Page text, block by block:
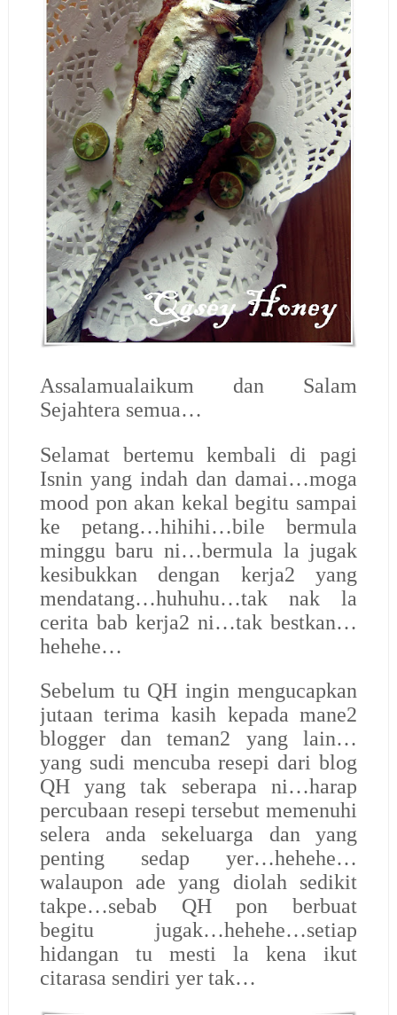
Assalamualaikum dan Salam
Sejahtera semua…
Selamat bertemu kembali di pagi
Isnin yang indah dan damai…moga
mood pon akan kekal begitu sampai
ke petang…hihihi…bile bermula
minggu baru ni…bermula la jugak
kesibukkan dengan kerja2 yang
mendatang…huhuhu…tak nak la
cerita bab kerja2 ni…tak bestkan…
hehehe…
Sebelum tu QH ingin mengucapkan
jutaan terima kasih kepada mane2
blogger dan teman2 yang lain…
yang sudi mencuba resepi dari blog
QH yang tak seberapa ni…harap
percubaan resepi tersebut memenuhi
selera anda sekeluarga dan yang
penting sedap yer…hehehe…
walaupon ade yang diolah sedikit
takpe…sebab QH pon berbuat
begitu jugak…hehehe…setiap
hidangan tu mesti la kena ikut
citarasa sendiri yer tak…